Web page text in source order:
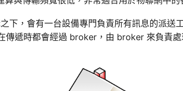
下，會有一台設備專門負責所有訊息的派送
傳遞時都會經過 broker，由 broker 來負責